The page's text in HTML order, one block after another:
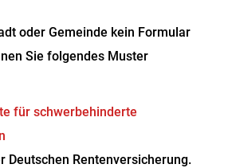
oder Gemeinde kein Formular
Sie folgendes Muster
für schwerbehinderte
Deutschen Rentenversicherung.